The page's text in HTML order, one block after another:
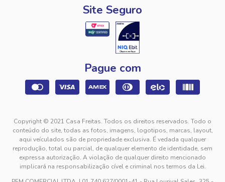
Site Seguro
Pague com
Copyright © 2021 Casa Freitas. Todos os direitos reservados. Todo o
conteúdo do site, todas as fotos, imagens, logotipos, marcas, layout,
aqui veículados são de propriedade exclusiva. É vedada qualquer
reprodução, total ou parcial, de qualquer elemento de identidade, sem
expressa autorização. A violação de qualquer direito mencionado
implicará na responsabilização cível e criminal nos termos da Lei.